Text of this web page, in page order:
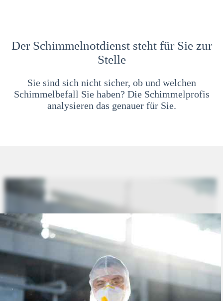
Der Schimmelnotdienst steht für Sie zur
Stelle
Sie sind sich nicht sicher, ob und welchen
Schimmelbefall Sie haben? Die Schimmelprofis
analysieren das genauer für Sie.